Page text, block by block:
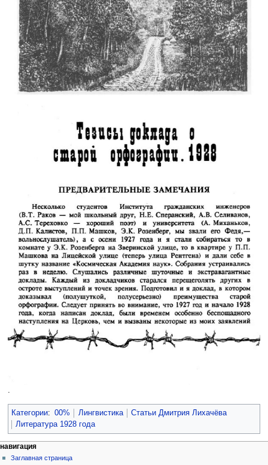
.
Категории: 00% Лингвистика
Статьи Дмитрия Лихачёва
Литература 1928 года
навигация
Заглавная страница